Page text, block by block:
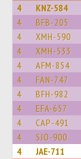
4 KNZ-584
4 BFB-205
4 XMH-590
4 XMH-533
4 AFM-854
4 FAN-747
4 BFH-982
4 EFA-657
4 CAP-491
4 SJO-900
4 JAE-711